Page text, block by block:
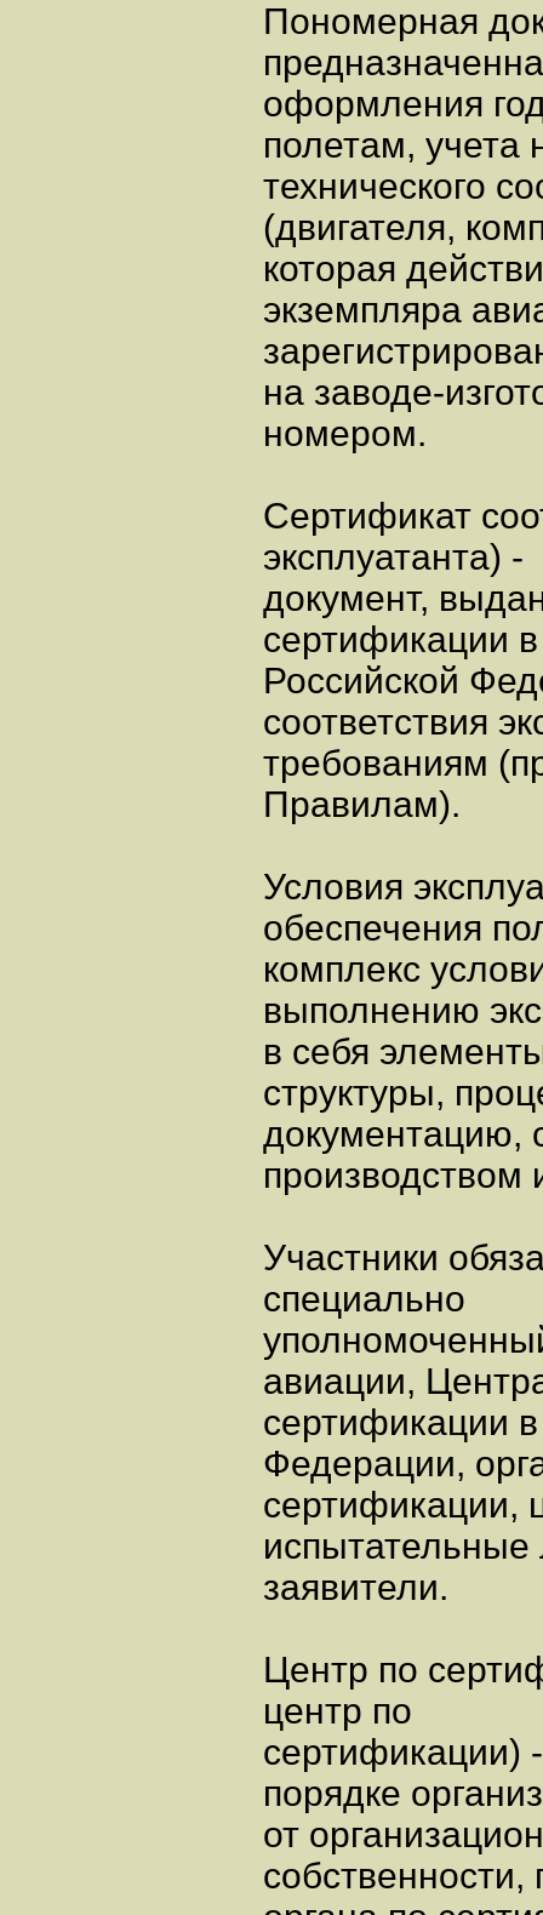
Пономерная
оформления
полетам, учета
технического
(двигателя,
которая
экземпляра
на заводе-
номером.
Сертификат
эксплуатанта) -
документ,
сертификации
Российской
соответствия
требованиям
Правилам).
Условия
обеспечения
комплекс
выполнению
в себя
структуры,
документацию,
производством
Участники
специально
авиации,
сертификации
Федерации,
сертификации,
заявители.
Центр по
центр по
сертификации)
порядке
от